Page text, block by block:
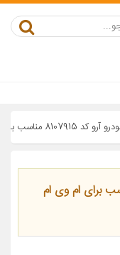
مناسب برای ام وی ام 315
خودرو آرو کد 8107915 مناسب برای ام وی ام